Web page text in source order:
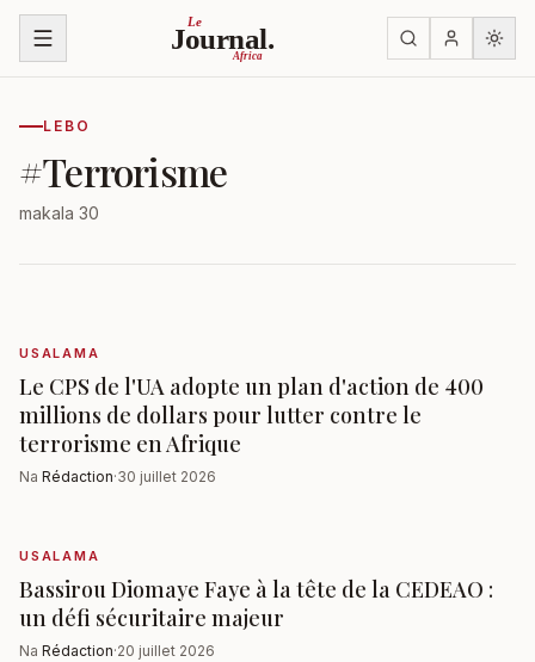
Ruka kwenye yaliyomo
Le
Journal.
Africa
LEBO
#Terrorisme
makala 30
USALAMA
Le CPS de l'UA adopte un plan d'action de 400
millions de dollars pour lutter contre le
terrorisme en Afrique
Na Rédaction·30 juillet 2026
USALAMA
Bassirou Diomaye Faye à la tête de la CEDEAO :
un défi sécuritaire majeur
Na Rédaction·20 juillet 2026